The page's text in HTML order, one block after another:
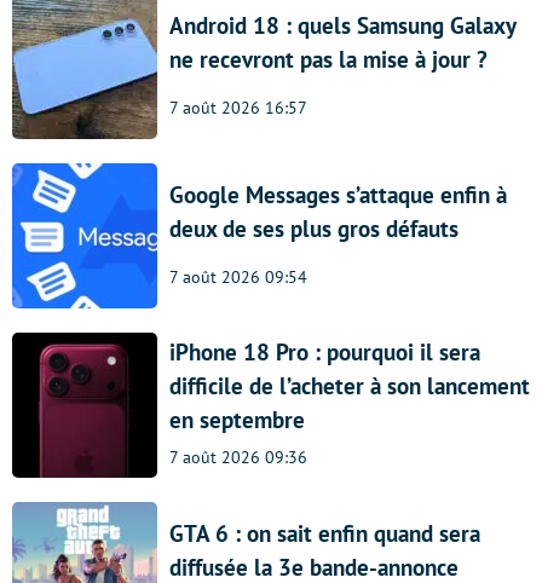
Android 18 : quels Samsung Galaxy
ne recevront pas la mise à jour ?
7 août 2026 16:57
Google Messages s’attaque enfin à
deux de ses plus gros défauts
7 août 2026 09:54
iPhone 18 Pro : pourquoi il sera
difficile de l’acheter à son lancement
en septembre
7 août 2026 09:36
GTA 6 : on sait enfin quand sera
diffusée la 3e bande-annonce